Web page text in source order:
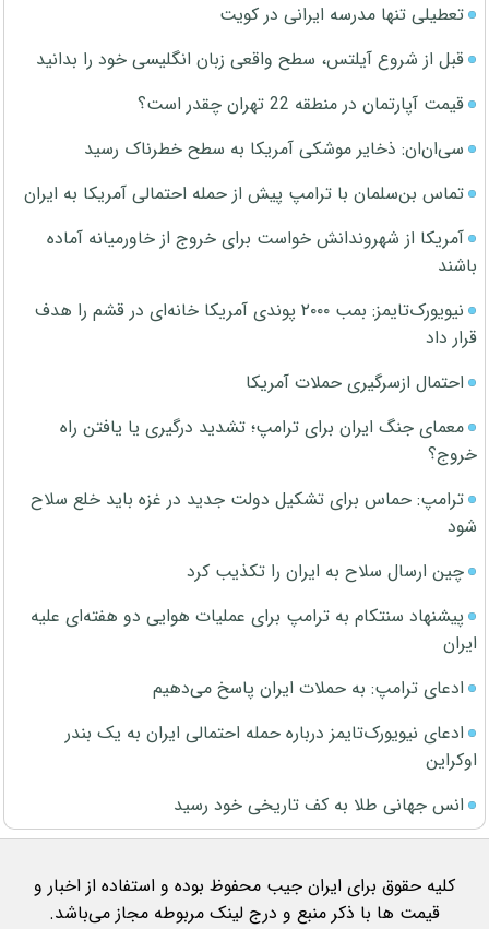
تعطیلی تنها مدرسه ایرانی در کویت
قبل از شروع آیلتس، سطح واقعی زبان انگلیسی خود را بدانید
قیمت آپارتمان در منطقه 22 تهران چقدر است؟
سی‌ان‌ان: ذخایر موشکی آمریکا به سطح خطرناک رسید
تماس بن‌سلمان با ترامپ پیش از حمله احتمالی آمریکا به ایران
آمریکا از شهروندانش خواست برای خروج از خاورمیانه آماده
باشند
نیویورک‌تایمز: بمب ۲۰۰۰ پوندی آمریکا خانه‌ای در قشم را هدف
قرار داد
احتمال ازسرگیری حملات آمریکا
معمای جنگ ایران برای ترامپ؛ تشدید درگیری یا یافتن راه
خروج؟
ترامپ: حماس برای تشکیل دولت جدید در غزه باید خلع سلاح
شود
چین ارسال سلاح به ایران را تکذیب کرد
پیشنهاد سنتکام به ترامپ برای عملیات هوایی دو هفته‌ای علیه
ایران
ادعای ترامپ: به حملات ایران پاسخ می‌دهیم
ادعای نیویورک‌تایمز درباره حمله احتمالی ایران به یک بندر
اوکراین
انس جهانی طلا به کف تاریخی خود رسید
کلیه حقوق برای ایران جیب محفوظ بوده و استفاده از اخبار و
قیمت ها با ذکر منبع و درج لینک مربوطه مجاز می‌باشد.